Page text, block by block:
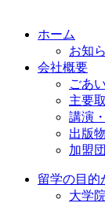
ホーム
お知
会社概要
ごあ
主要
講演
出版物
加盟
留学の目的
大学